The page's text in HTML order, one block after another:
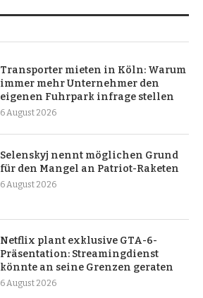
Transporter mieten in Köln: Warum
immer mehr Unternehmer den
eigenen Fuhrpark infrage stellen
6 August 2026
Selenskyj nennt möglichen Grund
für den Mangel an Patriot-Raketen
6 August 2026
Netflix plant exklusive GTA-6-
Präsentation: Streamingdienst
könnte an seine Grenzen geraten
6 August 2026